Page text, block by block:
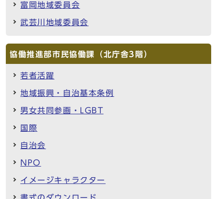
富岡地域委員会
武芸川地域委員会
協働推進部市民協働課（北庁舎3階）
若者活躍
地域振興・自治基本条例
男女共同参画・LGBT
国際
自治会
NPO
イメージキャラクター
書式のダウンロード